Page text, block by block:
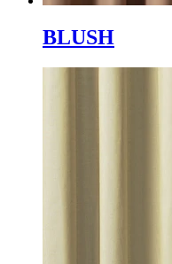
BLUSH